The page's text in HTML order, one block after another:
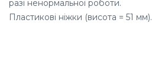
разі ненормальної роботи.
Пластикові ніжки (висота = 51 мм).